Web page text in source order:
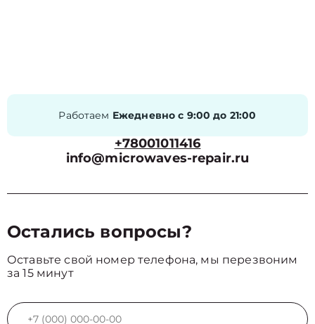
Работаем Ежедневно с 9:00 до 21:00
+78001011416
info@microwaves-repair.ru
Остались вопросы?
Оставьте свой номер телефона, мы перезвоним
за 15 минут